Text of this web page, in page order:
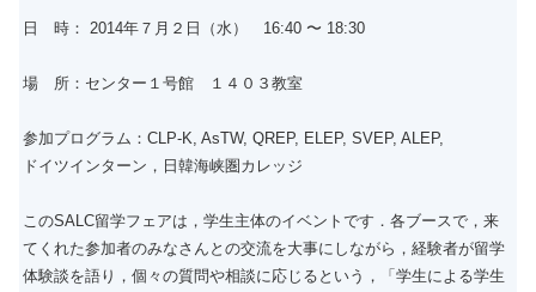
日 時： 2014年７月２日（水） 16:40 〜 18:30
場 所：センター１号館 １４０３教室
参加プログラム：CLP-K, AsTW, QREP, ELEP, SVEP, ALEP,
ドイツインターン，日韓海峡圏カレッジ
このSALC留学フェアは，学生主体のイベントです．各ブースで，来
てくれた参加者のみなさんとの交流を大事にしながら，経験者が留学
体験談を語り，個々の質問や相談に応じるという，「学生による学生